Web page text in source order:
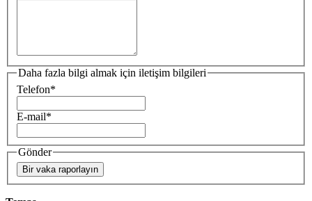
Daha fazla bilgi almak için iletişim bilgileri
Telefon*
E-mail*
Gönder